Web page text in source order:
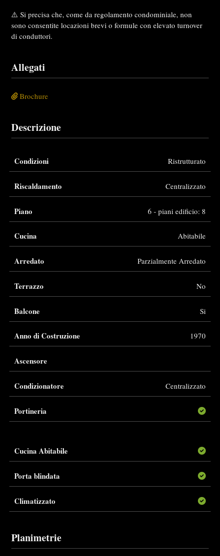
⚠️ Si precisa che, come da regolamento condominiale, non
sono consentite locazioni brevi o formule con elevato turnover
di conduttori.
Allegati
Brochure
Descrizione
Condizioni Ristrutturato
Riscaldamento Centralizzato
Piano 6 - piani edificio: 8
Cucina Abitabile
Arredato Parzialmente Arredato
Terrazzo No
Balcone Si
Anno di Costruzione 1970
Ascensore
Condizionatore Centralizzato
Portineria
Cucina Abitabile
Porta blindata
Climatizzato
Planimetrie